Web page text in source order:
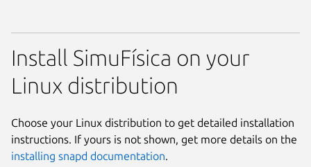
Install SimuFísica on your
Linux distribution
Choose your Linux distribution to get detailed installation
instructions. If yours is not shown, get more details on the
installing snapd documentation